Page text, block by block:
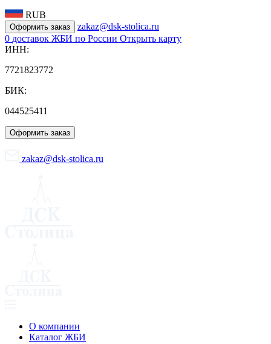
RUB
Оформить заказ
zakaz@dsk-stolica.ru
0 доставок ЖБИ по России Открыть карту
ИНН:
7721823772
БИК:
044525411
Оформить заказ
zakaz@dsk-stolica.ru
О компании
Каталог ЖБИ